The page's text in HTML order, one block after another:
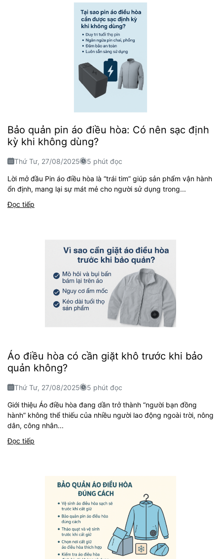
Bảo quản pin áo điều hòa: Có nên sạc định
kỳ khi không dùng?
Thứ Tư, 27/08/2025 5 phút đọc
Lời mở đầu Pin áo điều hòa là “trái tim” giúp sản phẩm vận hành
ổn định, mang lại sự mát mẻ cho người sử dụng trong...
Đọc tiếp
Áo điều hòa có cần giặt khô trước khi bảo
quản không?
Thứ Tư, 27/08/2025 5 phút đọc
Giới thiệu Áo điều hòa đang dần trở thành “người bạn đồng
hành” không thể thiếu của nhiều người lao động ngoài trời, nông
dân, công nhân...
Đọc tiếp